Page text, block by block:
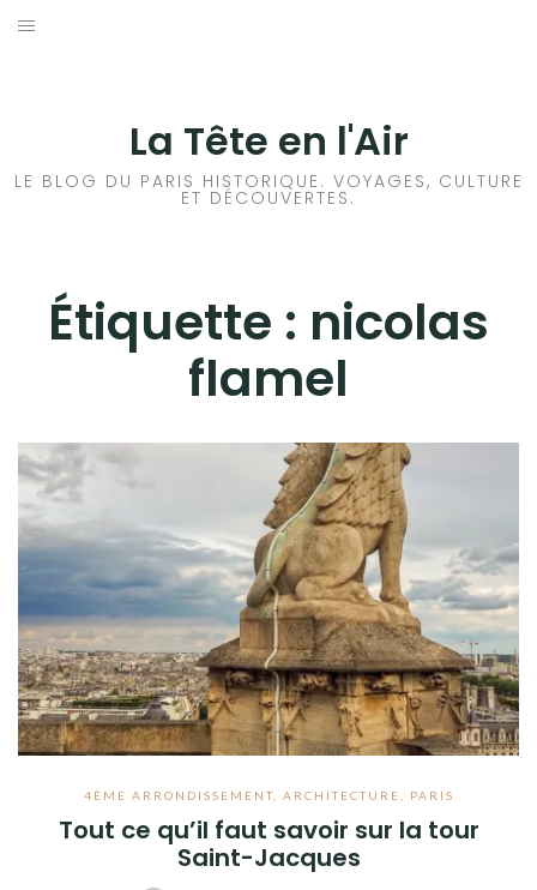
Aller
La Tête en l'Air
LE BLOG DU PARIS HISTORIQUE. VOYAGES, CULTURE
ET DÉCOUVERTES.
Étiquette : nicolas
flamel
4ÈME ARRONDISSEMENT, ARCHITECTURE PARIS
Tout ce qu’il faut savoir sur la tour
Saint-Jacques
HISTOIRES EN ILE DE FRANCE
VOYAGES À L’ÉTRANGER